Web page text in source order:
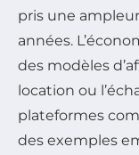
pris une
années.
des modèles
location ou
plateformes
des exemples